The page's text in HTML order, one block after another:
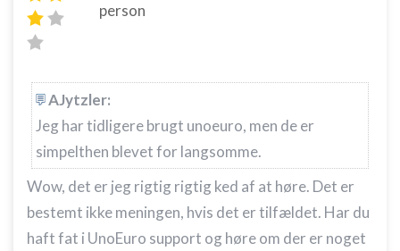
person
AJytzler:
Jeg har tidligere brugt unoeuro, men de er
simpelthen blevet for langsomme.
Wow, det er jeg rigtig rigtig ked af at høre. Det er
bestemt ikke meningen, hvis det er tilfældet. Har du
haft fat i UnoEuro support og høre om der er noget